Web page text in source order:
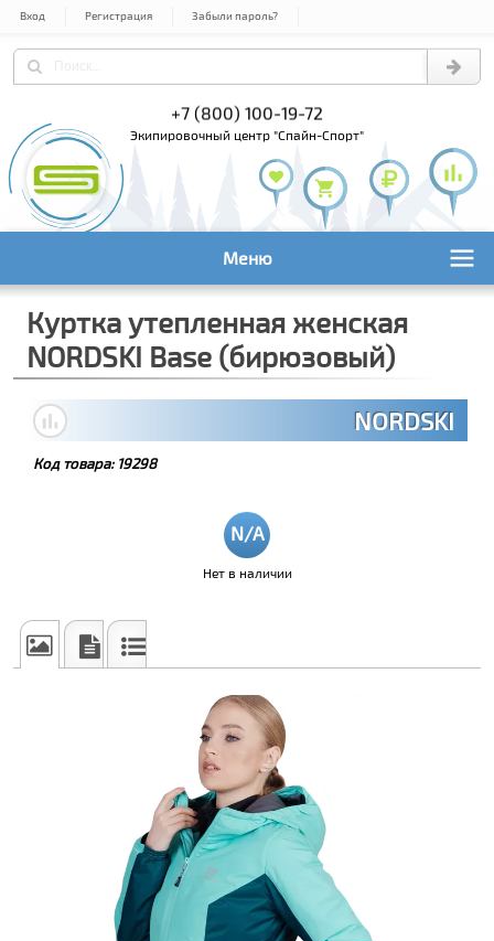
Вход Регистрация Забыли пароль?
+7 (800) 100-19-72
экипировочный центр "Спайн-Спорт"
Меню
Куртка утепленная женская
NORDSKI Base (бирюзовый)
NORDSKI
Код товара: 19298
Нет в наличии